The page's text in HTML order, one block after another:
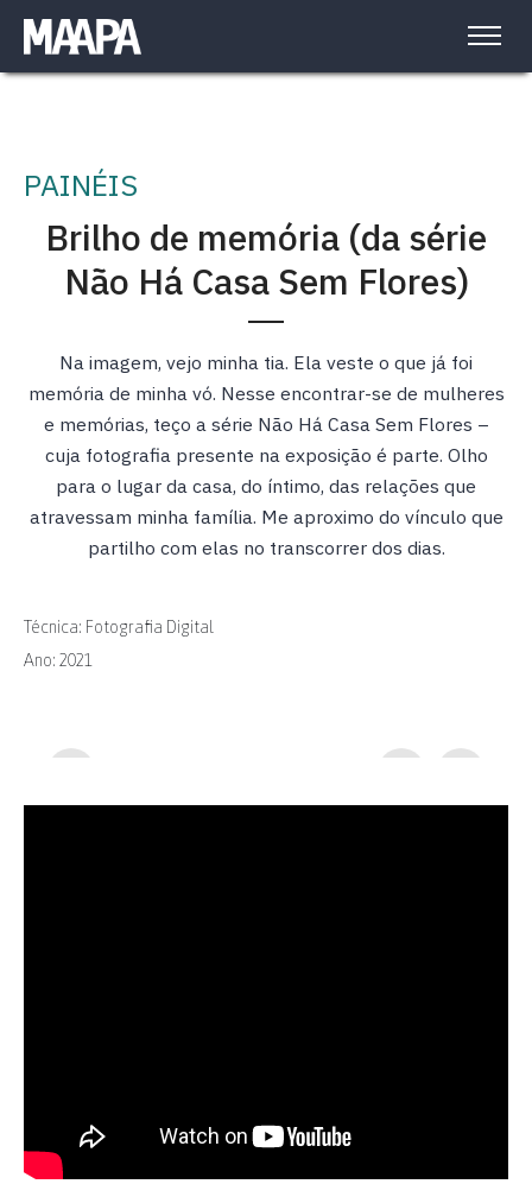
PAINÉIS
Brilho de memória (da série
Não Há Casa Sem Flores)
Na imagem, vejo minha tia. Ela veste o que já foi
memória de minha vó. Nesse encontrar-se de mulheres
e memórias, teço a série Não Há Casa Sem Flores –
cuja fotografia presente na exposição é parte. Olho
para o lugar da casa, do íntimo, das relações que
atravessam minha família. Me aproximo do vínculo que
partilho com elas no transcorrer dos dias.
Técnica: Fotografia Digital
Ano: 2021